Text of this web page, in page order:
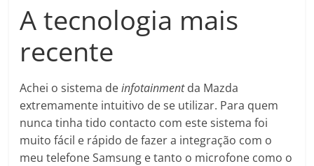
A tecnologia mais
recente
Achei o sistema deinfotainmentda Mazda
extremamente intuitivo de se utilizar. Para quem
nunca tinha tido contacto com este sistema foi
muito fácil e rápido de fazer a integração com o
meu telefone Samsung e tanto o microfone como o